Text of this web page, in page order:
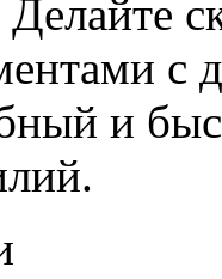
Делайте
и